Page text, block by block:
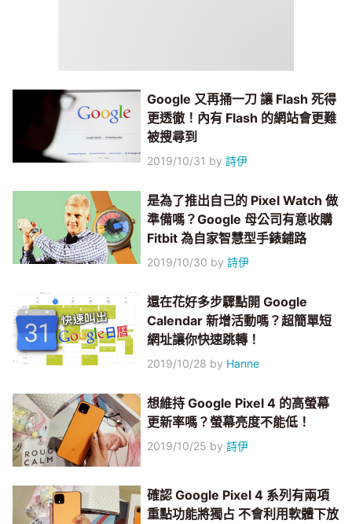
Google 又再捅一刀 讓 Flash 死得
更透徹！內有 Flash 的網站會更難
被搜尋到
2019/10/31 by詩伊
是為了推出自己的 Pixel Watch 做
準備嗎？Google 母公司有意收購
Fitbit 為自家智慧型手錶鋪路
2019/10/30 by詩伊
還在花好多步驟點開 Google
Calendar 新增活動嗎？超簡單短
網址讓你快速跳轉！
2019/10/28 by Hanne
想維持 Google Pixel 4 的高螢幕
更新率嗎？螢幕亮度不能低！
2019/10/25 by詩伊
確認 Google Pixel 4 系列有兩項
重點功能將獨占 不會利用軟體下放